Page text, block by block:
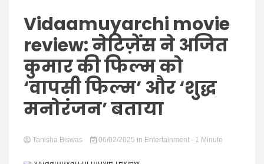
Hindi
News
Vidaamuyarchi movie
review: नेटिज़ेंस ने अजित
कुमार की फिल्म को
‘वापसी फिल्म’ और ‘शुद्ध
मनोरंजन’ बताया
Tanisha Biswas 06/02/2025 in Entertainment - 1 Minute